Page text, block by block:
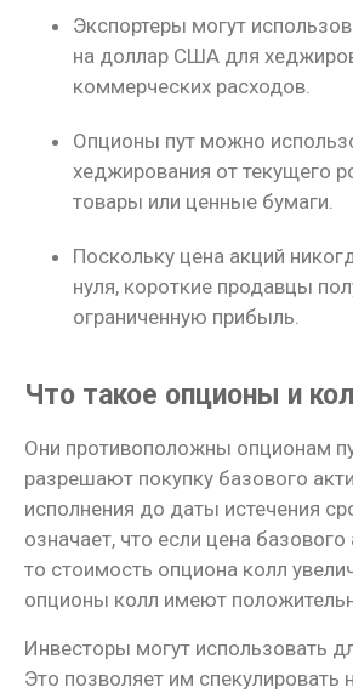
Экспортеры могут
на доллар США для
коммерческих расходов.
Опционы пут можно
хеджирования от текущего
товары или ценные бумаги.
Поскольку цена акций
нуля, короткие продавцы
ограниченную прибыль.
Что такое опционы и
Они противоположны опционам
разрешают покупку базового
исполнения до даты истечения
означает, что если цена базового
то стоимость опциона колл
опционы колл имеют
Инвесторы могут использовать
Это позволяет им спекулировать